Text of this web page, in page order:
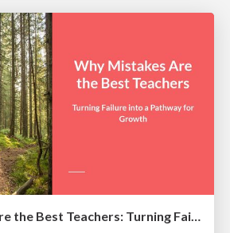
Why Mistakes Are the Best Teachers: Turning Failure into a Pathway for Growth